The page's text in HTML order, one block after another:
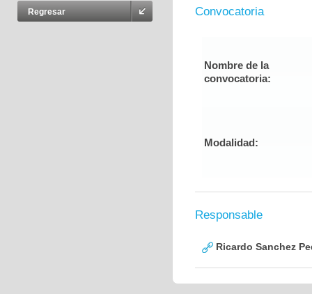
Regresar Convocatoria
Nombre de la
convocatoria:
Modalidad:
Responsable
Ricardo Sanchez